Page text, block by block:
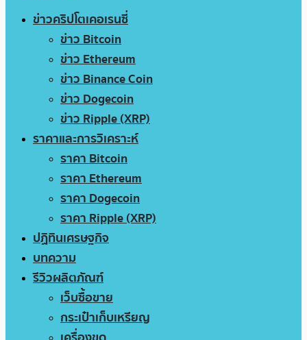
ข่าวคริปโตเคอเรนซี่
ข่าว Bitcoin
ข่าว Ethereum
ข่าว Binance Coin
ข่าว Dogecoin
ข่าว Ripple (XRP)
ราคาและการวิเคราะห์
ราคา Bitcoin
ราคา Ethereum
ราคา Dogecoin
ราคา Ripple (XRP)
ปฏิทินเศรษฐกิจ
บทความ
รีวิวผลิตภัณฑ์
เว็บซื้อขาย
กระเป๋าเก็บเหรียญ